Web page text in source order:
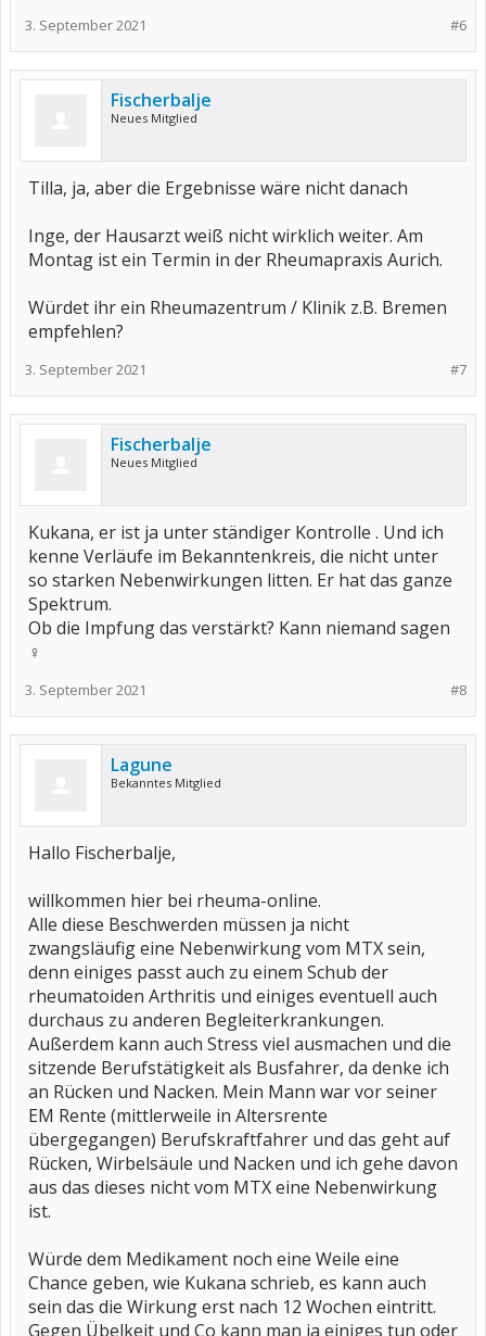
#6
3. September 2021
Fischerbalje
Neues Mitglied
Tilla, ja, aber die Ergebnisse wäre nicht danach
Inge, der Hausarzt weiß nicht wirklich weiter. Am
Montag ist ein Termin in der Rheumapraxis Aurich.
Würdet ihr ein Rheumazentrum / Klinik z.B. Bremen
empfehlen?
#7
3. September 2021
Fischerbalje
Neues Mitglied
Kukana, er ist ja unter ständiger Kontrolle . Und ich
kenne Verläufe im Bekanntenkreis, die nicht unter
so starken Nebenwirkungen litten. Er hat das ganze
Spektrum.
Ob die Impfung das verstärkt? Kann niemand sagen
‍♀️
#8
3. September 2021
Lagune
Bekanntes Mitglied
Hallo Fischerbalje,
willkommen hier bei rheuma-online.
Alle diese Beschwerden müssen ja nicht
zwangsläufig eine Nebenwirkung vom MTX sein,
denn einiges passt auch zu einem Schub der
rheumatoiden Arthritis und einiges eventuell auch
durchaus zu anderen Begleiterkrankungen.
Außerdem kann auch Stress viel ausmachen und die
sitzende Berufstätigkeit als Busfahrer, da denke ich
an Rücken und Nacken. Mein Mann war vor seiner
EM Rente (mittlerweile in Altersrente
übergegangen) Berufskraftfahrer und das geht auf
Rücken, Wirbelsäule und Nacken und ich gehe davon
aus das dieses nicht vom MTX eine Nebenwirkung
ist.
Würde dem Medikament noch eine Weile eine
Chance geben, wie Kukana schrieb, es kann auch
sein das die Wirkung erst nach 12 Wochen eintritt.
Gegen Übelkeit und Co kann man ja einiges tun oder